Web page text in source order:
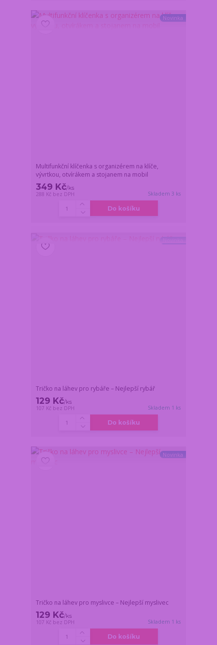
Novinka
Multifunkční klíčenka s organizérem na klíče,
vývrtkou, otvírákem a stojanem na mobil
349 Kč/ks
288 Kč bez DPH Skladem 3 ks
Do košíku
Tričko na láhev pro rybáře – Nejlepší rybář
129 Kč/ks
107 Kč bez DPH Skladem 1 ks
Do košíku
Novinka
Tričko na láhev pro myslivce – Nejlepší myslivec
129 Kč/ks
107 Kč bez DPH Skladem 1 ks
Do košíku